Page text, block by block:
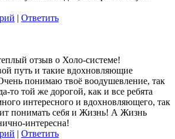
| Ответить
отзыв о Холо-системе!
путь и такие вдохновляющие
понимаю твоё воодушевление, так
то той же дорогой, как и все ребята
интересного и вдохновляющего, так
понимать себя и Жизнь! А Жизнь
интересна!
| Ответить